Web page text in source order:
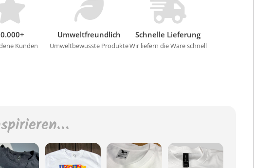
Kunden
Umweltfreundlich
Umweltbewusste Produkte
Schnelle Lieferung
Wir liefern die Ware schnell